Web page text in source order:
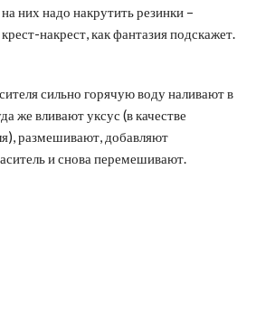
них надо накрутить резинки –
накрест, как фантазия подскажет.
сильно горячую воду наливают в
же вливают уксус (в качестве
размешивают, добавляют
и снова перемешивают.